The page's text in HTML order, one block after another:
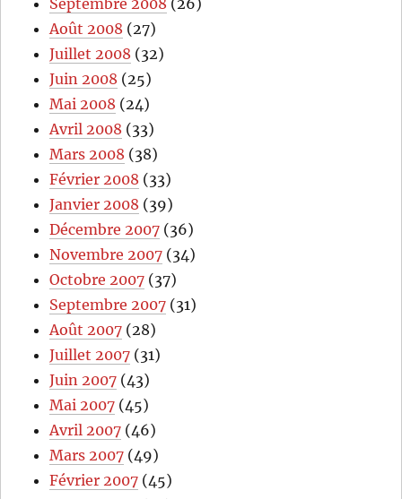
Septembre 2008 (26)
Août 2008 (27)
Juillet 2008 (32)
Juin 2008 (25)
Mai 2008 (24)
Avril 2008 (33)
Mars 2008 (38)
Février 2008 (33)
Janvier 2008 (39)
Décembre 2007 (36)
Novembre 2007 (34)
Octobre 2007 (37)
Septembre 2007 (31)
Août 2007 (28)
Juillet 2007 (31)
Juin 2007 (43)
Mai 2007 (45)
Avril 2007 (46)
Mars 2007 (49)
Février 2007 (45)